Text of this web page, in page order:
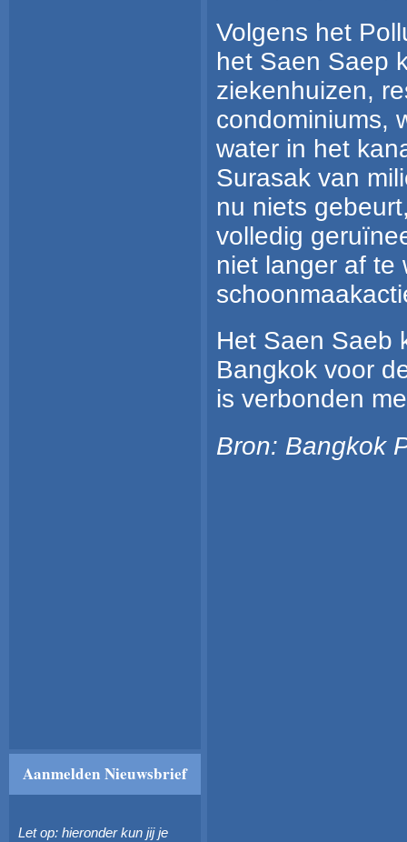
Aanmelden Nieuwsbrief
Let op: hieronder kun jij je
Volgens het
het Saen Saep
ziekenhuizen,
condominiums,
water in het
Surasak van
nu niets
volledig
niet langer af te
Het Saen Saeb
Bangkok voor
is verbonden
Bron: Bangkok